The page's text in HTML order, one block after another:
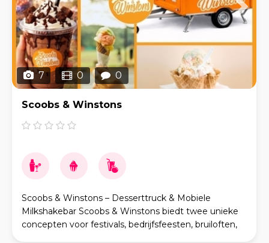
7 0 0
Scoobs & Winstons
Scoobs & Winstons – Desserttruck & Mobiele
Milkshakebar Scoobs & Winstons biedt twee unieke
concepten voor festivals, bedrijfsfeesten, bruiloften,